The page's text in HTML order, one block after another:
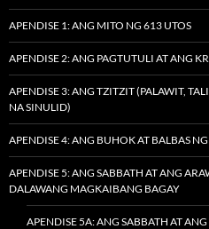
APENDISE 1: ANG MITO NG 613 UTOS
APENDISE 2: ANG PAGTUTULI AT ANG
APENDISE 3: ANG TZITZIT (PALAWIT,
NA SINULID)
APENDISE 4: ANG BUHOK AT BALBAS
APENDISE 5: ANG SABBATH AT ANG
DALAWANG MAGKAIBANG BAGAY
APENDISE 5A: ANG SABBATH AT